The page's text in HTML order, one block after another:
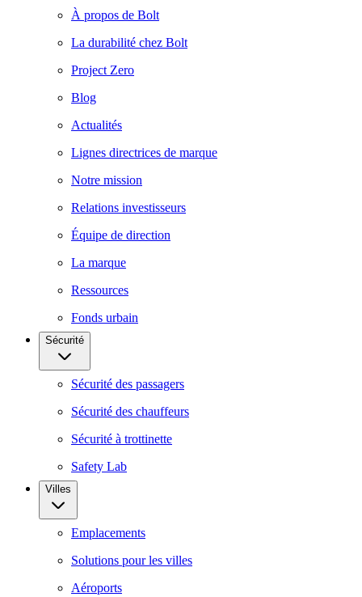
À propos de Bolt
La durabilité chez Bolt
Project Zero
Blog
Actualités
Lignes directrices de marque
Notre mission
Relations investisseurs
Équipe de direction
La marque
Ressources
Fonds urbain
Sécurité
Sécurité des passagers
Sécurité des chauffeurs
Sécurité à trottinette
Safety Lab
Villes
Emplacements
Solutions pour les villes
Aéroports